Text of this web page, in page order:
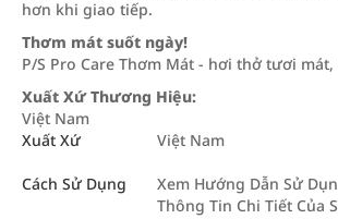
hơn khi giao tiếp.
Thơm mát suốt ngày!
P/S Pro Care Thơm Mát - hơi thở tươi
Xuất Xứ Thương Hiệu:
Việt Nam
Xuất Xứ
Việt Nam
Cách Sử Dụng
Xem Hướng Dẫn Sử
Thông Tin Chi Tiết Của